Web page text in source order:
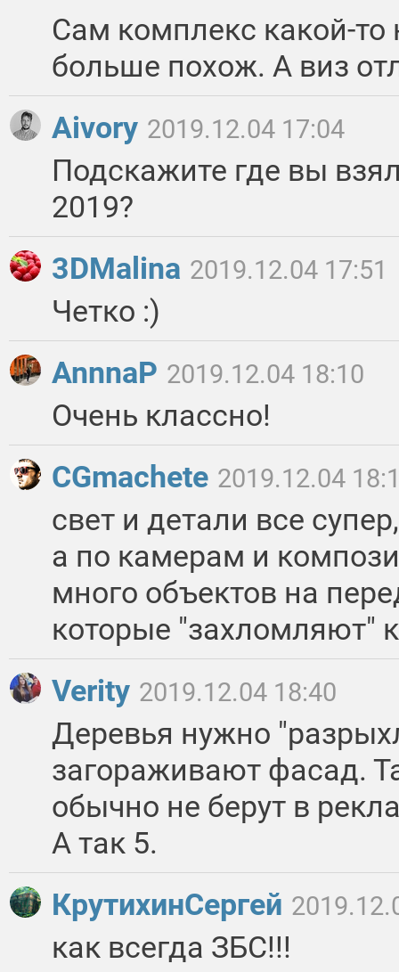
Сам комплекс какой-то
больше похож. А виз
Aivory 2019.12.04 17:04
Подскажите где вы
2019?
3DMalina 2019.12.04 17:51
Четко :)
AnnnaP 2019.12.04 18:10
Очень классно!
CGmachete 2019.12.04
свет и детали все супер,
а по камерам и
много объектов на
которые "захломляют"
Verity 2019.12.04 18:40
Деревья нужно
загораживают фасад.
обычно не берут в
А так 5.
КрутихинСергей
как всегда ЗБС!!!